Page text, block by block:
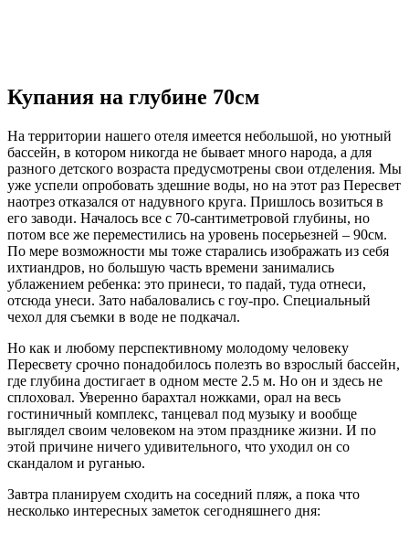
Купания на глубине 70см
На территории нашего отеля имеется небольшой, но уютный
бассейн, в котором никогда не бывает много народа, а для
разного детского возраста предусмотрены свои отделения. Мы
уже успели опробовать здешние воды, но на этот раз Пересвет
наотрез отказался от надувного круга. Пришлось возиться в
его заводи. Началось все с 70-сантиметровой глубины, но
потом все же переместились на уровень посерьезней – 90см.
По мере возможности мы тоже старались изображать из себя
ихтиандров, но большую часть времени занимались
ублажением ребенка: это принеси, то падай, туда отнеси,
отсюда унеси. Зато набаловались с гоу-про. Специальный
чехол для съемки в воде не подкачал.
Но как и любому перспективному молодому человеку
Пересвету срочно понадобилось полезть во взрослый бассейн,
где глубина достигает в одном месте 2.5 м. Но он и здесь не
сплоховал. Уверенно барахтал ножками, орал на весь
гостиничный комплекс, танцевал под музыку и вообще
выглядел своим человеком на этом празднике жизни. И по
этой причине ничего удивительного, что уходил он со
скандалом и руганью.
Завтра планируем сходить на соседний пляж, а пока что
несколько интересных заметок сегодняшнего дня: